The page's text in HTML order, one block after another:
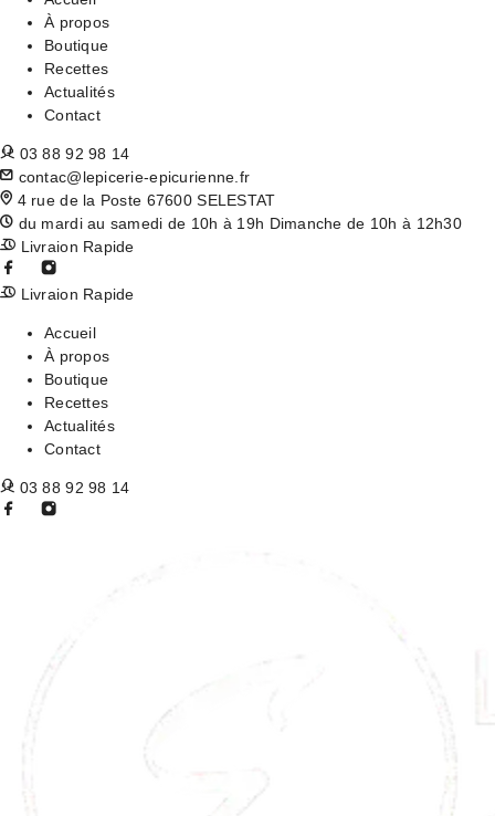
À propos
Boutique
Recettes
Actualités
Contact
03 88 92 98 14
contac@lepicerie-epicurienne.fr
4 rue de la Poste 67600 SELESTAT
du mardi au samedi de 10h à 19h Dimanche de 10h à 12h30
Livraion Rapide
Livraion Rapide
Accueil
À propos
Boutique
Recettes
Actualités
Contact
03 88 92 98 14